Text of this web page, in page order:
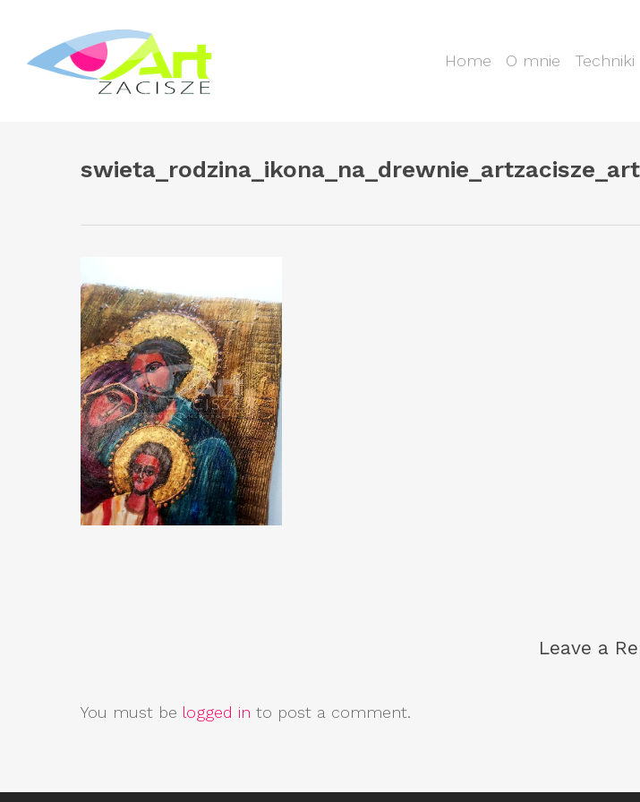
main
content
Home O mnie Techniki
Leave a
You must be logged in to post a comment.